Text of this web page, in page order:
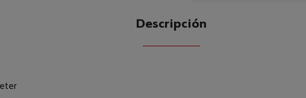
CANTIDAD
Descripción